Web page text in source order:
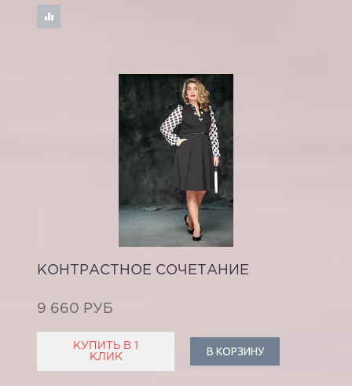
КОНТРАСТНОЕ СОЧЕТАНИЕ
9 660 РУБ
КУПИТЬ В 1
КЛИК
В КОРЗИНУ